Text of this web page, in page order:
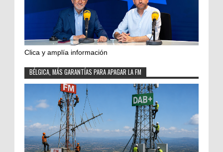
Clica y amplía información
BÉLGICA, MÁS GARANTÍAS PARA APAGAR LA FM